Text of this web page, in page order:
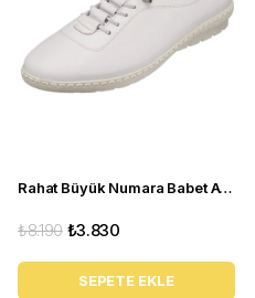
Rahat Büyük Numara Babet Ayakkabı Pr 5511 Beyaz
₺3.830
₺8.190
SEPETE EKLE